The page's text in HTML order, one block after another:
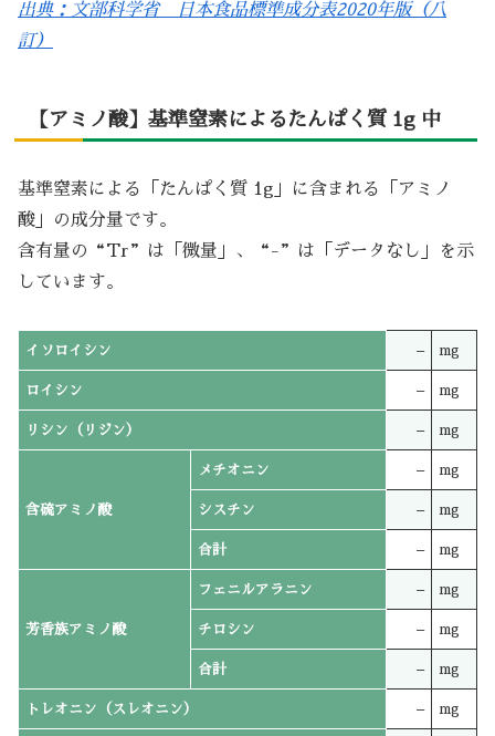
出典：文部科学省 日本食品標準成分表2020年版（八
訂）
【アミノ酸】基準窒素によるたんぱく質 1g 中
基準窒素による「たんぱく質 1g」に含まれる「アミノ
酸」の成分量です。
含有量の“Tr”は「微量」、“-”は「データなし」を示
しています。
イソロイシン – mg
ロイシン – mg
リシン（リジン） – mg
含硫アミノ酸
メチオニン – mg
シスチン – mg
合計 – mg
芳香族アミノ酸
フェニルアラニン – mg
チロシン – mg
合計 – mg
トレオニン（スレオニン） – mg